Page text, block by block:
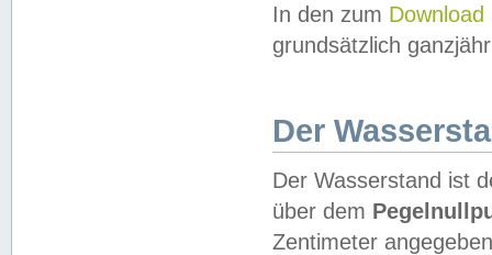
In den zum Download
grundsätzlich
Der
Der Wasserstand ist
über dem
Zentimeter